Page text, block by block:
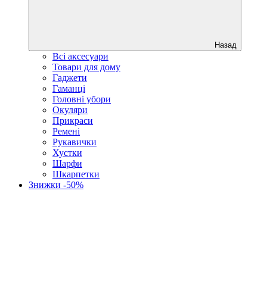
Назад
Всі аксесуари
Товари для дому
Гаджети
Гаманці
Головні убори
Окуляри
Прикраси
Ремені
Рукавички
Хустки
Шарфи
Шкарпетки
Знижки -50%